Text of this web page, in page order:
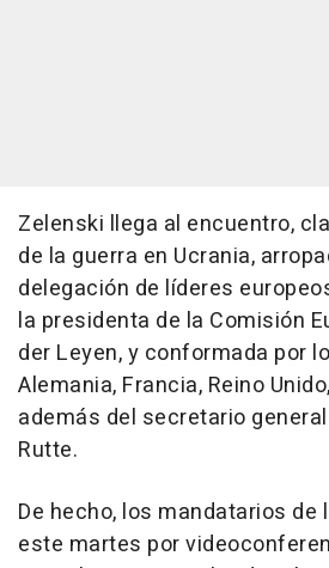
Zelenski llega al encuentro,
de la guerra en Ucrania,
delegación de líderes
la presidenta de la Comisión
der Leyen, y conformada por
Alemania, Francia, Reino
además del secretario general
Rutte.
De hecho, los mandatarios de
este martes por